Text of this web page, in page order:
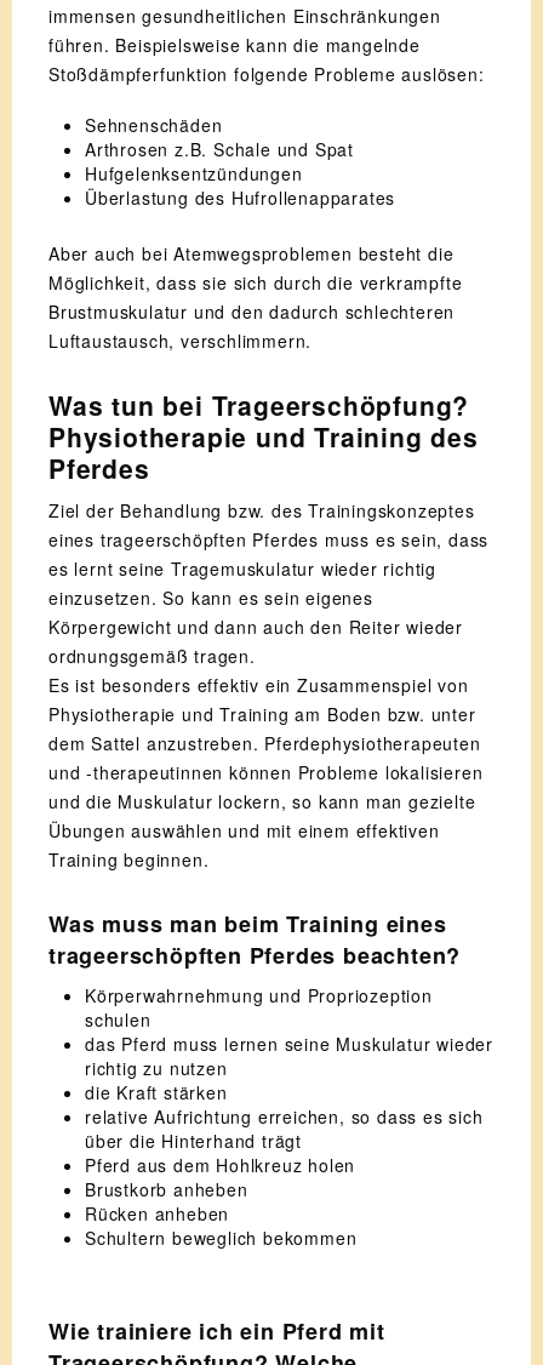
immensen gesundheitlichen Einschränkungen
führen. Beispielsweise kann die mangelnde
Stoßdämpferfunktion folgende Probleme auslösen:
Sehnenschäden
Arthrosen z.B. Schale und Spat
Hufgelenksentzündungen
Überlastung des Hufrollenapparates
Aber auch bei Atemwegsproblemen besteht die
Möglichkeit, dass sie sich durch die verkrampfte
Brustmuskulatur und den dadurch schlechteren
Luftaustausch, verschlimmern.
Was tun bei Trageerschöpfung?
Physiotherapie und Training des
Pferdes
Ziel der Behandlung bzw. des Trainingskonzeptes
eines trageerschöpften Pferdes muss es sein, dass
es lernt seine Tragemuskulatur wieder richtig
einzusetzen. So kann es sein eigenes
Körpergewicht und dann auch den Reiter wieder
ordnungsgemäß tragen.
Es ist besonders effektiv ein Zusammenspiel von
Physiotherapie und Training am Boden bzw. unter
dem Sattel anzustreben. Pferdephysiotherapeuten
und -therapeutinnen können Probleme lokalisieren
und die Muskulatur lockern, so kann man gezielte
Übungen auswählen und mit einem effektiven
Training beginnen.
Was muss man beim Training eines
trageerschöpften Pferdes beachten?
Körperwahrnehmung und Propriozeption
schulen
das Pferd muss lernen seine Muskulatur wieder
richtig zu nutzen
die Kraft stärken
relative Aufrichtung erreichen, so dass es sich
über die Hinterhand trägt
Pferd aus dem Hohlkreuz holen
Brustkorb anheben
Rücken anheben
Schultern beweglich bekommen
Wie trainiere ich ein Pferd mit